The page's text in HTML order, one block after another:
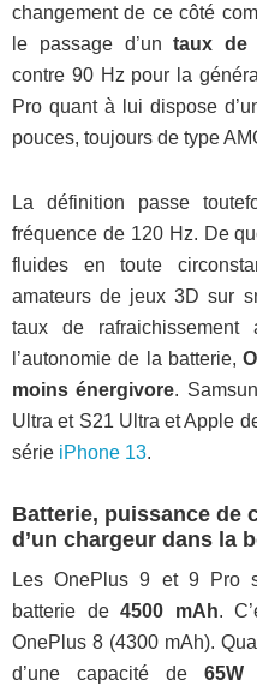
changement de ce côté
le passage d’untaux de
contre 90 Hz pour la
Pro quant à lui dispose
pouces, toujours de type
La définition passe
fréquence de 120 Hz. De
fluides en toute
amateurs de jeux 3D sur
taux de
l’autonomie de la batterie,
moins énergivore.
Ultra et S21 Ultra et Apple
série iPhone 13.
Batterie, puissance de
d’un chargeur dans la
Les OnePlus 9 et 9 Pro
batterie de4500 mAh.
OnePlus 8 (4300 mAh).
d’une capacité de 65W